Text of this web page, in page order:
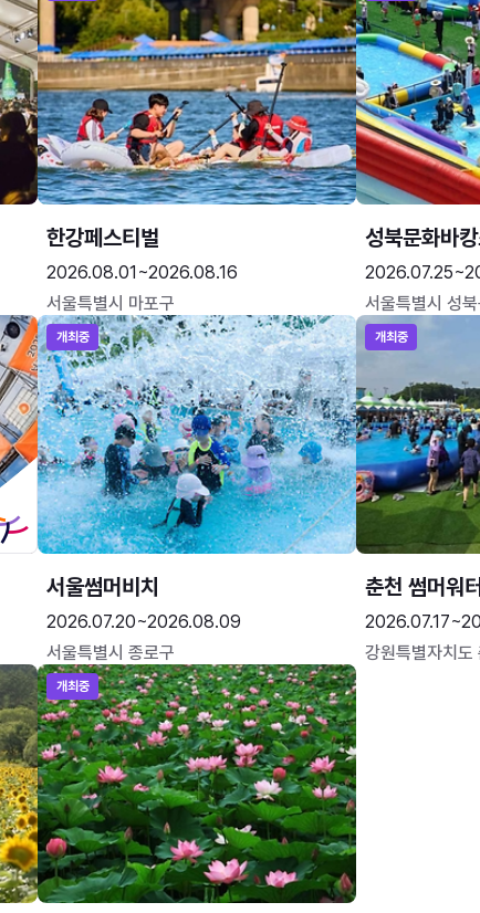
한강페스티벌
2026.08.01~2026.08.16
서울특별시 마포구
성북문화바
서울특별시 성
개최중
서울썸머비치
2026.07.20~2026.08.09
서울특별시 종로구
개최중
춘천 썸머워
강원특별자치도
개최중